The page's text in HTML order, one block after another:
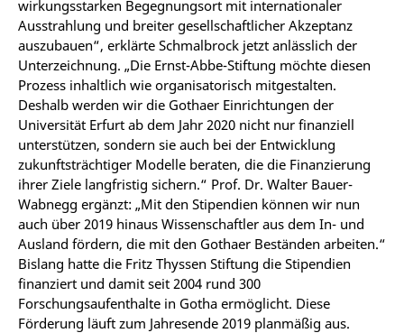
wirkungsstarken Begegnungsort mit internationaler
Ausstrahlung und breiter gesellschaftlicher Akzeptanz
auszubauen“, erklärte Schmalbrock jetzt anlässlich der
Unterzeichnung. „Die Ernst-Abbe-Stiftung möchte diesen
Prozess inhaltlich wie organisatorisch mitgestalten.
Deshalb werden wir die Gothaer Einrichtungen der
Universität Erfurt ab dem Jahr 2020 nicht nur finanziell
unterstützen, sondern sie auch bei der Entwicklung
zukunftsträchtiger Modelle beraten, die die Finanzierung
ihrer Ziele langfristig sichern.“ Prof. Dr. Walter Bauer-
Wabnegg ergänzt: „Mit den Stipendien können wir nun
auch über 2019 hinaus Wissenschaftler aus dem In- und
Ausland fördern, die mit den Gothaer Beständen arbeiten.“
Bislang hatte die Fritz Thyssen Stiftung die Stipendien
finanziert und damit seit 2004 rund 300
Forschungsaufenthalte in Gotha ermöglicht. Diese
Förderung läuft zum Jahresende 2019 planmäßig aus.